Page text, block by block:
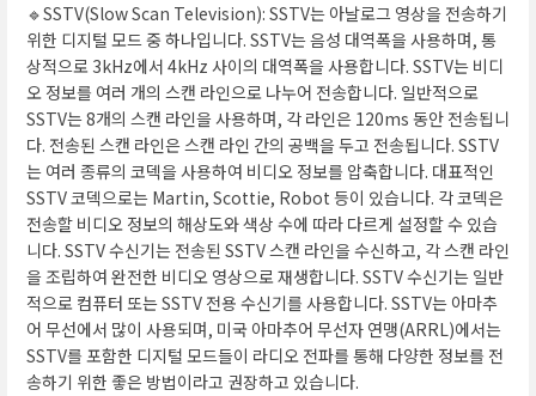
🔹SSTV(Slow Scan Television): SSTV는 아날로그 영상을 전송하기
위한 디지털 모드 중 하나입니다. SSTV는 음성 대역폭을 사용하며, 통
상적으로 3kHz에서 4kHz 사이의 대역폭을 사용합니다. SSTV는 비디
오 정보를 여러 개의 스캔 라인으로 나누어 전송합니다. 일반적으로
SSTV는 8개의 스캔 라인을 사용하며, 각 라인은 120ms 동안 전송됩니
다. 전송된 스캔 라인은 스캔 라인 간의 공백을 두고 전송됩니다. SSTV
는 여러 종류의 코덱을 사용하여 비디오 정보를 압축합니다. 대표적인
SSTV 코덱으로는 Martin, Scottie, Robot 등이 있습니다. 각 코덱은
전송할 비디오 정보의 해상도와 색상 수에 따라 다르게 설정할 수 있습
니다. SSTV 수신기는 전송된 SSTV 스캔 라인을 수신하고, 각 스캔 라인
을 조립하여 완전한 비디오 영상으로 재생합니다. SSTV 수신기는 일반
적으로 컴퓨터 또는 SSTV 전용 수신기를 사용합니다. SSTV는 아마추
어 무선에서 많이 사용되며, 미국 아마추어 무선자 연맹(ARRL)에서는
SSTV를 포함한 디지털 모드들이 라디오 전파를 통해 다양한 정보를 전
송하기 위한 좋은 방법이라고 권장하고 있습니다.